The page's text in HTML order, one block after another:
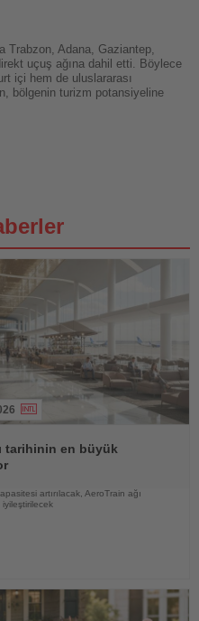
Trabzon, Adana, Gaziantep,
uçuş ağına dahil etti. Böylece
içi hem de uluslararası
bölgenin turizm potansiyeline
tarihinin en büyük
artırılacak, AeroTrain ağı